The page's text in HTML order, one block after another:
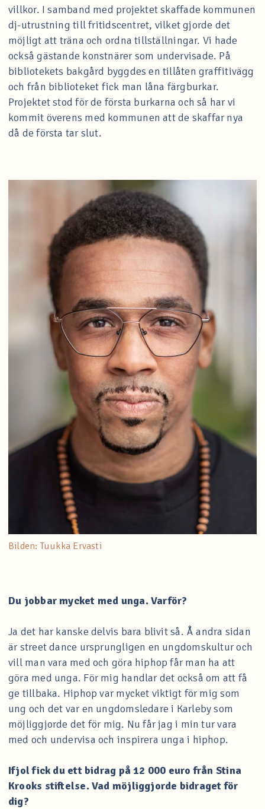
villkor. I samband med projektet skaffade kommunen
dj-utrustning till fritidscentret, vilket gjorde det
möjligt att träna och ordna tillställningar. Vi hade
också gästande konstnärer som undervisade. På
bibliotekets bakgård byggdes en tillåten graffitivägg
och från biblioteket fick man låna färgburkar.
Projektet stod för de första burkarna och så har vi
kommit överens med kommunen att de skaffar nya
då de första tar slut.
Bilden: Tuukka Ervasti
Du jobbar mycket med unga. Varför?
Ja det har kanske delvis bara blivit så. Å andra sidan
är street dance ursprungligen en ungdomskultur och
vill man vara med och göra hiphop får man ha att
göra med unga. För mig handlar det också om att få
ge tillbaka. Hiphop var mycket viktigt för mig som
ung och det var en ungdomsledare i Karleby som
möjliggjorde det för mig. Nu får jag i min tur vara
med och undervisa och inspirera unga i hiphop.
Ifjol fick du ett bidrag på 12 000 euro från Stina
Krooks stiftelse. Vad möjliggjorde bidraget för
dig?